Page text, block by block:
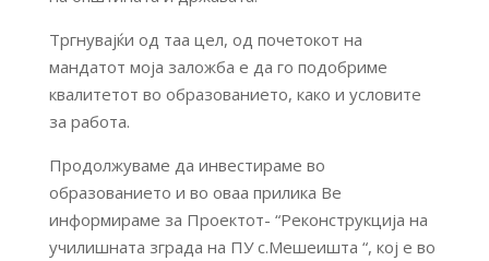
Тргнувајќи од таа цел, од почетокот на
мандатот моја заложба е да го подобриме
квалитетот во образованието, како и условите
за работа.
Продолжуваме да инвестираме во
образованието и во оваа прилика Ве
информирамe за Проектот- “Реконструкција на
училишната зграда на ПУ с.Мешеишта “, кој е во